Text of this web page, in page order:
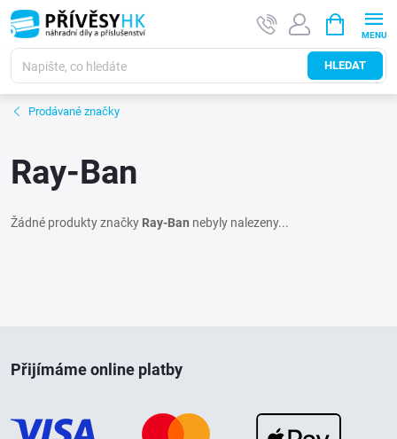
Přejít
na
obsah
HLEDAT
NÁKUPNÍ
KOŠÍK
Prodávané značky
Ray-Ban
Žádné produkty značky Ray-Ban nebyly nalezeny...
Přijímáme online platby